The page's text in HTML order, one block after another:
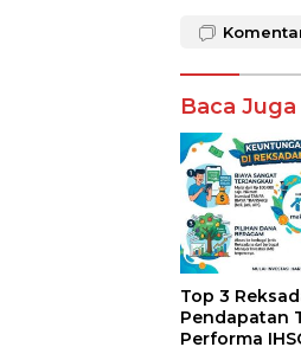
Baca Juga
Top 3
Pendapatan
Performa